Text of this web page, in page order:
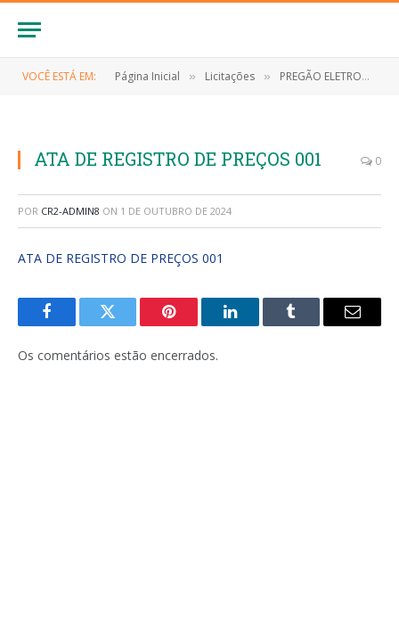
VOCÊ ESTÁ EM: Página Inicial » Licitações » PREGÃO ELETRONICO Nº 006/2023 (Eventual Contratação de empresa para aquisição de material de limpeza e higiene pessoal)
ATA DE REGISTRO DE PREÇOS 001 0
POR CR2-ADMIN8 ON 1 DE OUTUBRO DE 2024
ATA DE REGISTRO DE PREÇOS 001
FacebookTwitter Pinterest LinkedInTumblr
E-
Os comentários estão encerrados.